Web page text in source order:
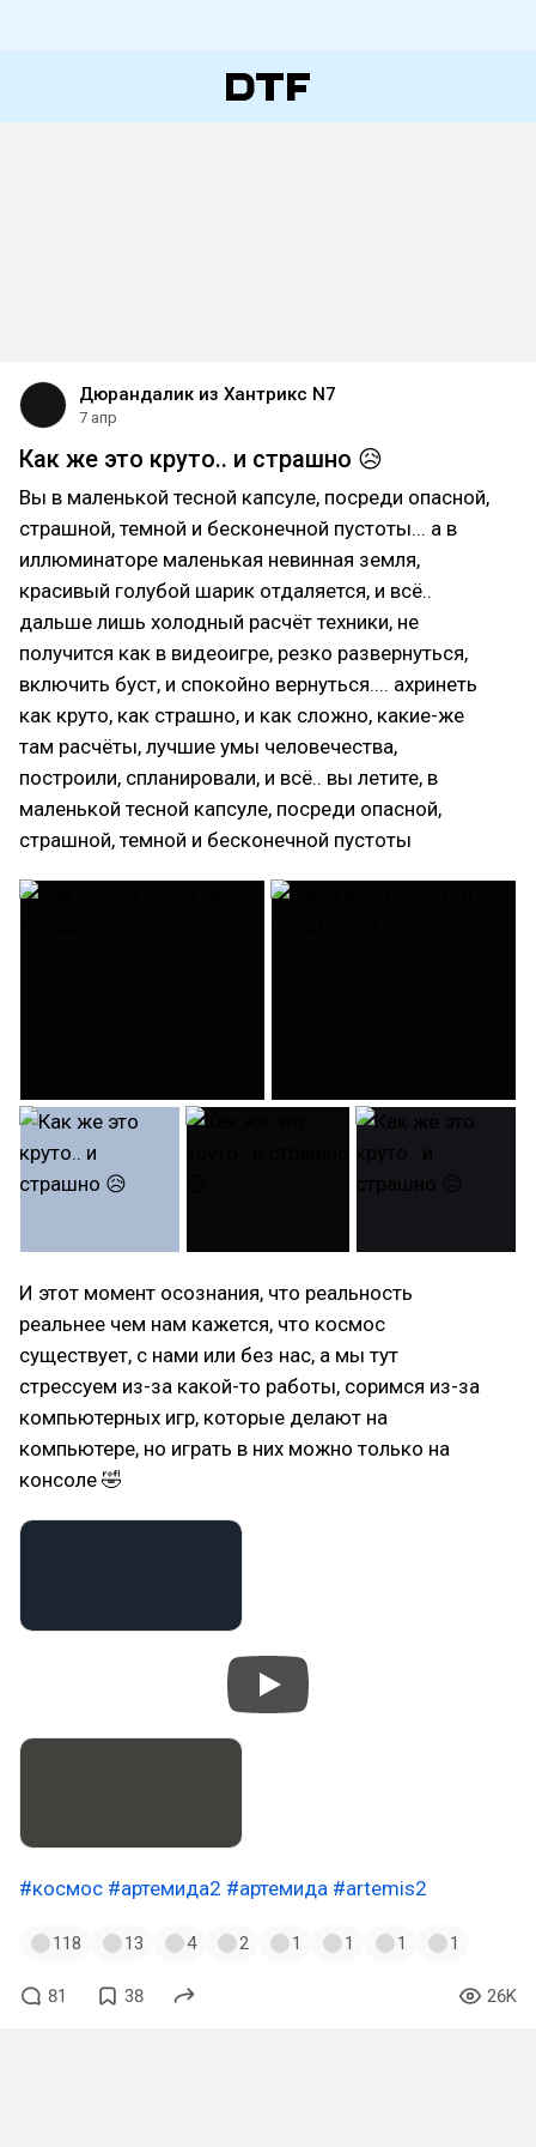
Дюрандалик из Хантрикс N7
7 апр
Как же это круто.. и страшно 😥
Вы в маленькой тесной капсуле, посреди опасной,
страшной, темной и бесконечной пустоты... а в
иллюминаторе маленькая невинная земля,
красивый голубой шарик отдаляется, и всё..
дальше лишь холодный расчёт техники, не
получится как в видеоигре, резко развернуться,
включить буст, и спокойно вернуться.... ахринеть
как круто, как страшно, и как сложно, какие-же
там расчёты, лучшие умы человечества,
построили, спланировали, и всё.. вы летите, в
маленькой тесной капсуле, посреди опасной,
страшной, темной и бесконечной пустоты
И этот момент осознания, что реальность
реальнее чем нам кажется, что космос
существует, с нами или без нас, а мы тут
стрессуем из-за какой-то работы, соримся из-за
компьютерных игр, которые делают на
компьютере, но играть в них можно только на
консоле 🤣
#космос #артемида2 #артемида #artemis2
118 13 4 2 1 1 1 1
81 38 26K